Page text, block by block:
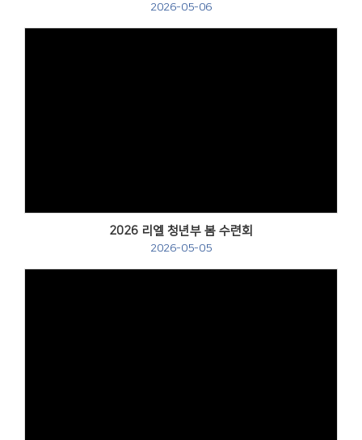
2026-05-06
2026 리엘 청년부 봄 수련회
2026-05-05